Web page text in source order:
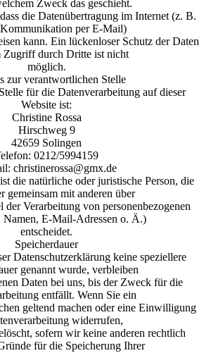
Zweck das geschieht.
die Datenübertragung im Internet (z. B.
per E-Mail)
kann. Ein lückenloser Schutz der Daten
Zugriff durch Dritte ist nicht
möglich.
zur verantwortlichen Stelle
für die Datenverarbeitung auf dieser
Website ist:
Christine Rossa
Hirschweg 9
42659 Solingen
0212/5994159
christinerossa@gmx.de
die natürliche oder juristische Person, die
gemeinsam mit anderen über
Verarbeitung von personenbezogenen
Namen, E-Mail-Adressen o. Ä.)
entscheidet.
Speicherdauer
Datenschutzerklärung keine speziellere
genannt wurde, verbleiben
Daten bei uns, bis der Zweck für die
entfällt. Wenn Sie ein
geltend machen oder eine Einwilligung
widerrufen,
sofern wir keine anderen rechtlich
für die Speicherung Ihrer